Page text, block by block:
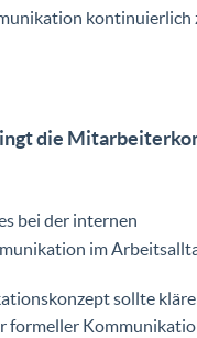
kontinuierlich
die
bei der internen
im
sollte
formeller